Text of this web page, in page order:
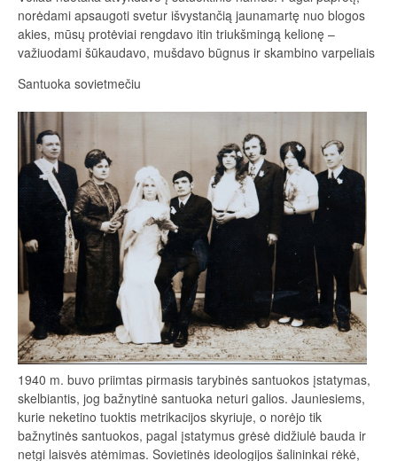
norėdami apsaugoti svetur išvystančią jaunamartę nuo blogos
akies, mūsų protėviai rengdavo itin triukšmingą kelionę –
važiuodami šūkaudavo, mušdavo būgnus ir skambino varpeliais
Santuoka sovietmečiu
1940 m. buvo priimtas pirmasis tarybinės santuokos įstatymas,
skelbiantis, jog bažnytinė santuoka neturi galios. Jauniesiems,
kurie neketino tuoktis metrikacijos skyriuje, o norėjo tik
bažnytinės santuokos, pagal įstatymus grėsė didžiulė bauda ir
netgi laisvės atėmimas. Sovietinės ideologijos šalininkai rėkė,